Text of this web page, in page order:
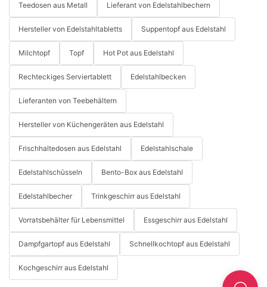
Teedosen aus Metall Lieferant von Edelstahlbechern
Hersteller von Edelstahltabletts Suppentopf aus Edelstahl
Milchtopf Topf Hot Pot aus Edelstahl
Rechteckiges Serviertablett Edelstahlbecken
Lieferanten von Teebehältern
Hersteller von Küchengeräten aus Edelstahl
Frischhaltedosen aus Edelstahl Edelstahlschale
Edelstahlschüsseln Bento-Box aus Edelstahl
Edelstahlbecher Trinkgeschirr aus Edelstahl
Vorratsbehälter für Lebensmittel Essgeschirr aus Edelstahl
Dampfgartopf aus Edelstahl Schnellkochtopf aus Edelstahl
Kochgeschirr aus Edelstahl